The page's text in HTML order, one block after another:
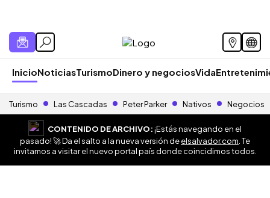
InicioNoticiasTurismoDinero y negociosVida
Turismo Las Cascadas Peter Parker Nativos Negocios
CONTENIDO DE ARCHIVO:¡Estás navegando en el
pasado! 🚀 Da el salto a la nueva versión deelsalvador.com . Te
invitamos a visitar el nuevo portal país donde coincidimos todos.